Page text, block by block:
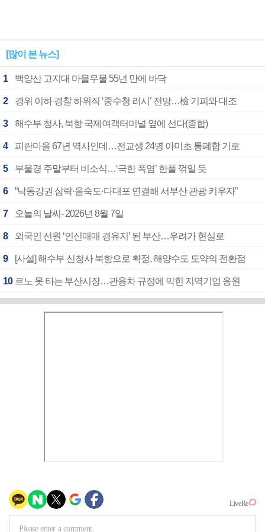
[많이 본 뉴스]
1 백양산 고지대 마을우물 55년 만에 바닥
2 경위 이하 경찰 하위직 ‘중수청 러시’ 전망…檢 기피와 대조
3 해수부 청사, 북항 국제여객터미널 옆에 선다(종합)
4 피란마을 67년 역사인데…전교생 24명 아미초 통폐합 기로
5 부울경 주말부터 비소식…‘극한 폭염’ 한풀 꺾일 듯
6 “낙동강권 삼락·을숙도·다대포 연결해 서부산 관광 키우자”
7 오늘의 날씨- 2026년 8월 7일
8 외국인 선원 ‘인신매매 경유지’ 된 부산…우려가 현실로
9 [사설] 해수부 신청사 북항으로 확정, 해양수도 도약의 전환점
10 르노 못 타는 부산시장…관용차 규정에 막힌 지역기업 응원